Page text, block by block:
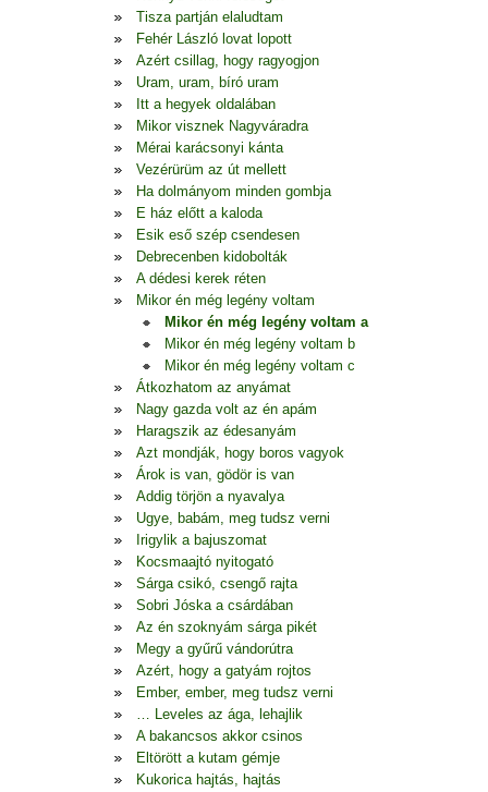
Tisza partján elaludtam
Fehér László lovat lopott
Azért csillag, hogy ragyogjon
Uram, uram, bíró uram
Itt a hegyek oldalában
Mikor visznek Nagyváradra
Mérai karácsonyi kánta
Vezérürüm az út mellett
Ha dolmányom minden gombja
E ház előtt a kaloda
Esik eső szép csendesen
Debrecenben kidobolták
A dédesi kerek réten
Mikor én még legény voltam
Mikor én még legény voltam a
Mikor én még legény voltam b
Mikor én még legény voltam c
Átkozhatom az anyámat
Nagy gazda volt az én apám
Haragszik az édesanyám
Azt mondják, hogy boros vagyok
Árok is van, gödör is van
Addig törjön a nyavalya
Ugye, babám, meg tudsz verni
Irigylik a bajuszomat
Kocsmaajtó nyitogató
Sárga csikó, csengő rajta
Sobri Jóska a csárdában
Az én szoknyám sárga pikét
Megy a gyűrű vándorútra
Azért, hogy a gatyám rojtos
Ember, ember, meg tudsz verni
… Leveles az ága, lehajlik
A bakancsos akkor csinos
Eltörött a kutam gémje
Kukorica hajtás, hajtás